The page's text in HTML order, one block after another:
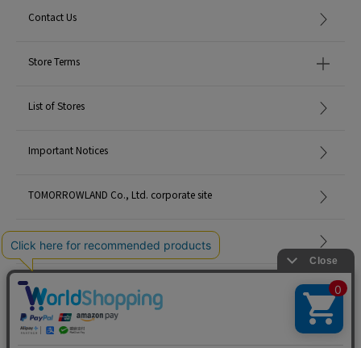
Contact Us
Store Terms
List of Stores
Important Notices
TOMORROWLAND Co., Ltd. corporate site
Careers
Site Map